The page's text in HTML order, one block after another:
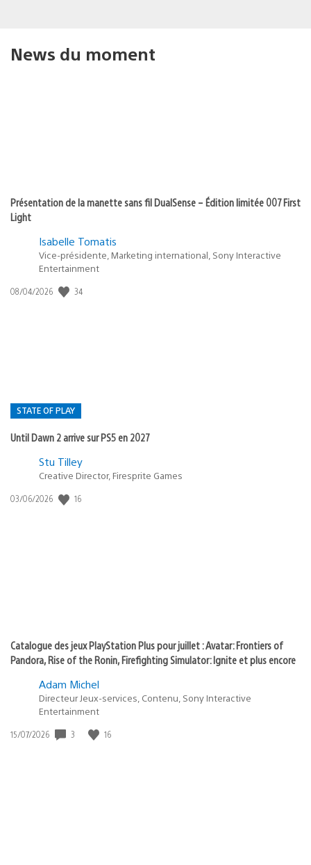
News du moment
Présentation de la manette sans fil DualSense – Édition limitée 007 First
Light
Isabelle Tomatis
Vice-présidente, Marketing international, Sony Interactive
Entertainment
Date
08/04/2026 34
STATE OF PLAY
Until Dawn 2 arrive sur PS5 en 2027
Postée
:
Stu Tilley
Creative Director, Firesprite Games
Date
03/06/2026 16
Catalogue des jeux PlayStation Plus pour juillet : Avatar: Frontiers of
Pandora, Rise of the Ronin, Firefighting Simulator: Ignite et plus encore
Adam Michel
Directeur Jeux-services, Contenu, Sony Interactive
Entertainment
Date
15/07/2026 3 16